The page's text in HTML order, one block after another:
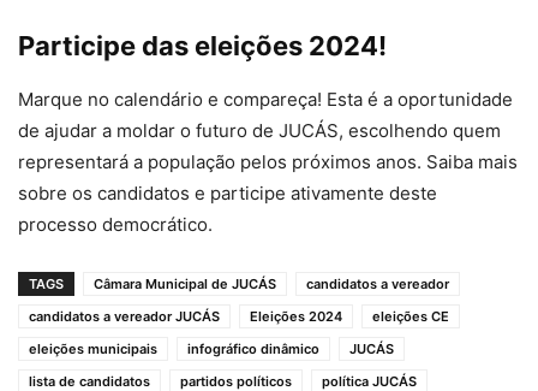
Participe das eleições 2024!
Marque no calendário e compareça! Esta é a oportunidade
de ajudar a moldar o futuro de JUCÁS, escolhendo quem
representará a população pelos próximos anos. Saiba mais
sobre os candidatos e participe ativamente deste
processo democrático.
TAGS Câmara Municipal de JUCÁS
candidatos a vereador
candidatos a vereador JUCÁS
Eleições 2024
eleições CE
eleições municipais
infográfico dinâmico
JUCÁS
lista de candidatos
partidos políticos
política JUCÁS